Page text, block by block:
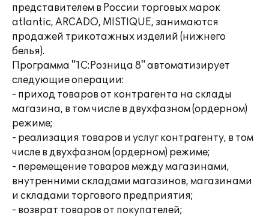
представителем в России торговых марок
atlantic, ARCADO, MISTIQUE, занимаются
продажей трикотажных изделий (нижнего
белья).
Программа "1С:Розница 8" автоматизирует
следующие операции:
- приход товаров от контрагента на склады
магазина, в том числе в двухфазном (ордерном)
режиме;
- реализация товаров и услуг контрагенту, в том
числе в двухфазном (ордерном) режиме;
- перемещение товаров между магазинами,
внутренними складами магазинов, магазинами
и складами торгового предприятия;
- возврат товаров от покупателей;